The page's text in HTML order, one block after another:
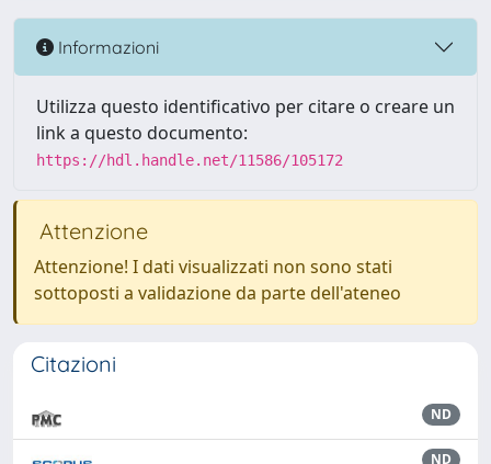
Informazioni
Utilizza questo identificativo per citare o creare un
link a questo documento:
https://hdl.handle.net/11586/105172
Attenzione
Attenzione! I dati visualizzati non sono stati
sottoposti a validazione da parte dell'ateneo
Citazioni
ND
ND